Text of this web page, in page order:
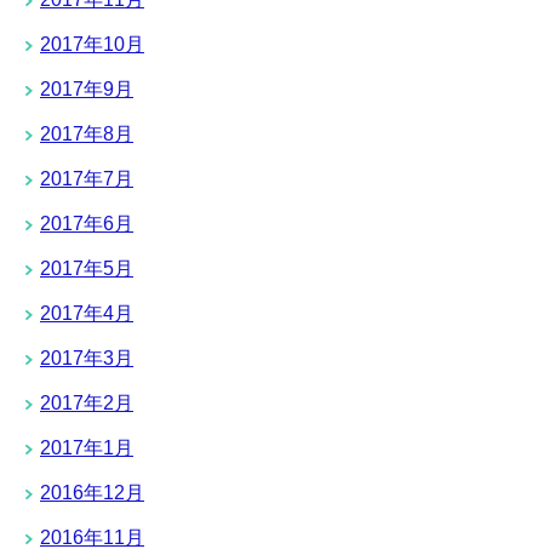
2017年10月
2017年9月
2017年8月
2017年7月
2017年6月
2017年5月
2017年4月
2017年3月
2017年2月
2017年1月
2016年12月
2016年11月